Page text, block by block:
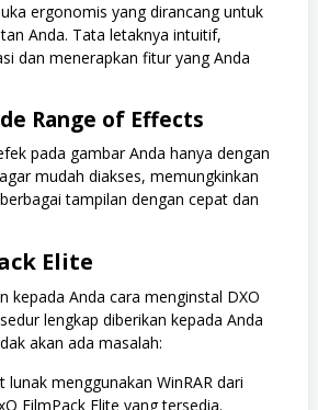
ergonomis yang dirancang untuk
Anda. Tata letaknya intuitif,
dan menerapkan fitur yang Anda
Range of Effects
pada gambar Anda hanya dengan
mudah diakses, memungkinkan
tampilan dengan cepat dan
Elite
kepada Anda cara menginstal DXO
lengkap diberikan kepada Anda
akan ada masalah:
menggunakan WinRAR dari
FilmPack Elite yang tersedia.